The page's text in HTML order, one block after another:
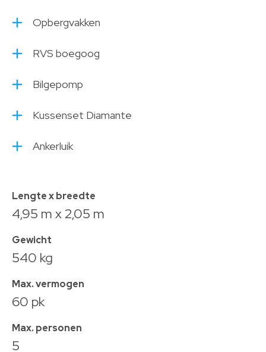
Opbergvakken
RVS boegoog
Bilgepomp
Kussenset Diamante
Ankerluik
Lengte x breedte
4,95 m x 2,05 m
Gewicht
540 kg
Max. vermogen
60 pk
Max. personen
5